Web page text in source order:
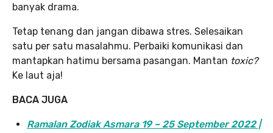
banyak drama.
Tetap tenang dan jangan dibawa stres. Selesaikan
satu per satu masalahmu. Perbaiki komunikasi dan
mantapkan hatimu bersama pasangan. Mantan toxic?
Ke laut aja!
BACA JUGA
Ramalan Zodiak Asmara 19 – 25 September 2022 |